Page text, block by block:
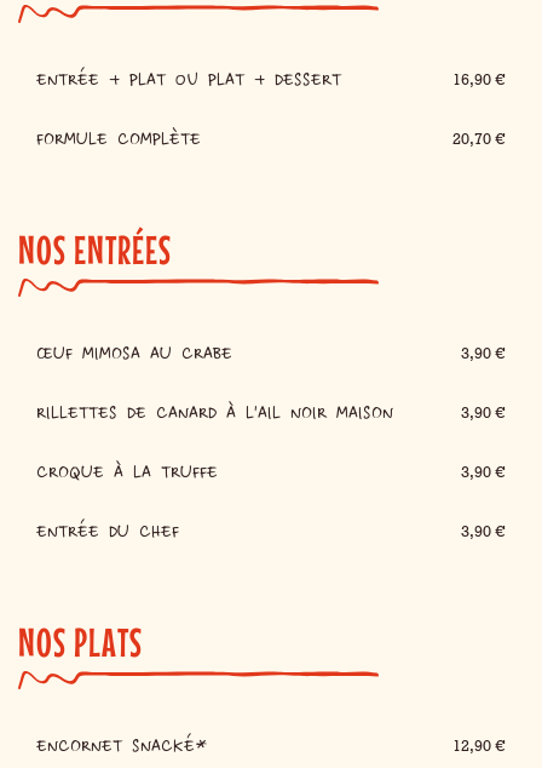
ENTRÉE + PLAT ou PLAT + DESSERT 16,90 €
FORMULE COMPLÈTE 20,70 €
NOS ENTRÉES
ŒUF MIMOSA AU CRABE 3,90 €
RILLETTES DE CANARD À L'AIL NOIR MAISON 3,90 €
CROQUE À LA TRUFFE 3,90 €
ENTRÉE DU CHEF 3,90 €
NOS PLATS
ENCORNET SNACKÉ* 12,90 €